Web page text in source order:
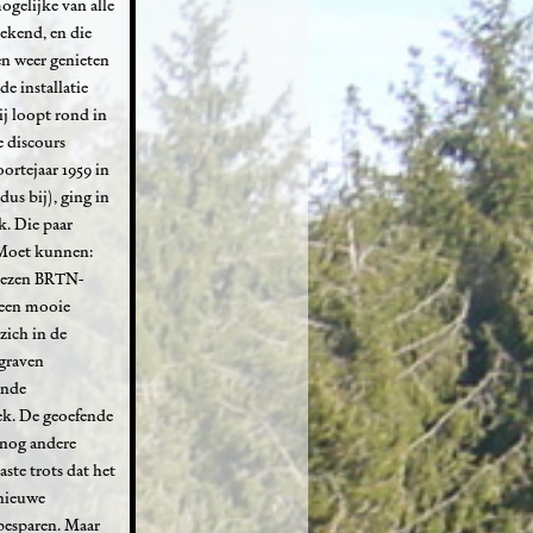
van alle
en die
weer genieten
installatie
loopt rond in
discours
1959 in
bij), ging in
Die paar
kunnen:
BRTN-
mooie
in de
De geoefende
andere
trots dat het
Maar